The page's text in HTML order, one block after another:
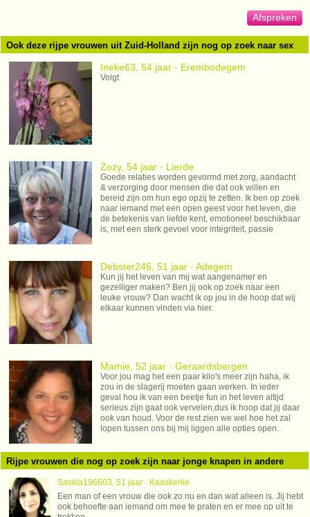
Afspreken
Ook deze rijpe vrouwen uit Zuid-Holland zijn nog op zoek naar sex
Ineke63, 54 jaar · Erembodegem
Volgt
Zozy, 54 jaar · Lierde
Goede relaties worden gevormd met zorg, aandacht
& verzorging door mensen die dat ook willen en
bereid zijn om hun ego opzij te zetten. Ik ben op zoek
naar iemand met een open geest voor het leven, die
de betekenis van liefde kent, emotioneel beschikbaar
is, met een sterk gevoel voor integriteit, passie
Debster246, 51 jaar · Adegem
Kun jij het leven van mij wat aangenamer en
gezelliger maken? Ben jij ook op zoek naar een
leuke vrouw? Dan wacht ik op jou in de hoop dat wij
elkaar kunnen vinden via hier.
Mamie, 52 jaar · Geraardsbergen
Voor jou mag het een paar kilo's meer zijn haha, ik
zou in de slagerij moeten gaan werken. In ieder
geval hou ik van een beetje fun in het leven altijd
serieus zijn gaat ook vervelen,dus ik hoop dat jij daar
ook van houd. Voor de rest zien we wel hoe het zal
lopen tussen ons bij mij liggen alle opties open.
Rijpe vrouwen die nog op zoek zijn naar jonge knapen in andere
Saskia196603, 51 jaar · Kaaskerke
Een man of een vrouw die ook zo nu en dan wat alleen is. Jij hebt
ook behoefte aan iemand om mee te praten en er mee op uit te